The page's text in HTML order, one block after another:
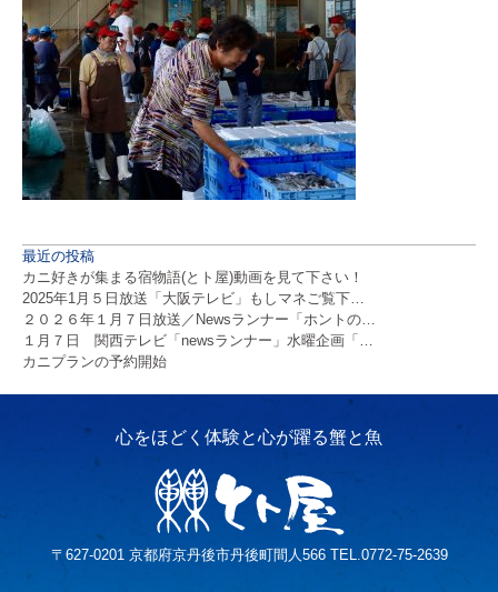
最近の投稿
カニ好きが集まる宿物語(とト屋)動画を見て下さい！
2025年1月５日放送「大阪テレビ」もしマネご覧下…
２０２６年１月７日放送／Newsランナー「ホントの…
１月７日 関西テレビ「newsランナー」水曜企画「…
カニプランの予約開始
〒627-0201 京都府京丹後市丹後町間人566 TEL.0772-75-2639